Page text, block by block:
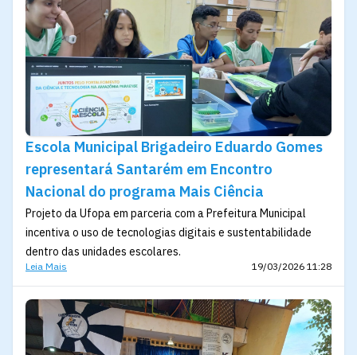
Escola Municipal Brigadeiro Eduardo Gomes
representará Santarém em Encontro
Nacional do programa Mais Ciência
Projeto da Ufopa em parceria com a Prefeitura Municipal
incentiva o uso de tecnologias digitais e sustentabilidade
dentro das unidades escolares.
Leia Mais 19/03/2026 11:28